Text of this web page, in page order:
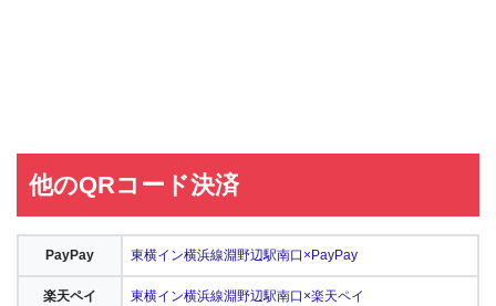
他のQRコード決済
PayPay 東横イン横浜線淵野辺駅南口×PayPay
楽天ペイ 東横イン横浜線淵野辺駅南口×楽天ペイ